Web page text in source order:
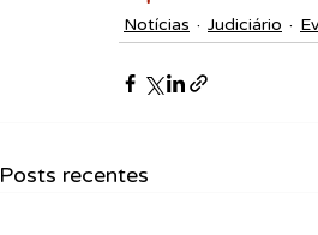
Notícias Judiciário
Posts recentes